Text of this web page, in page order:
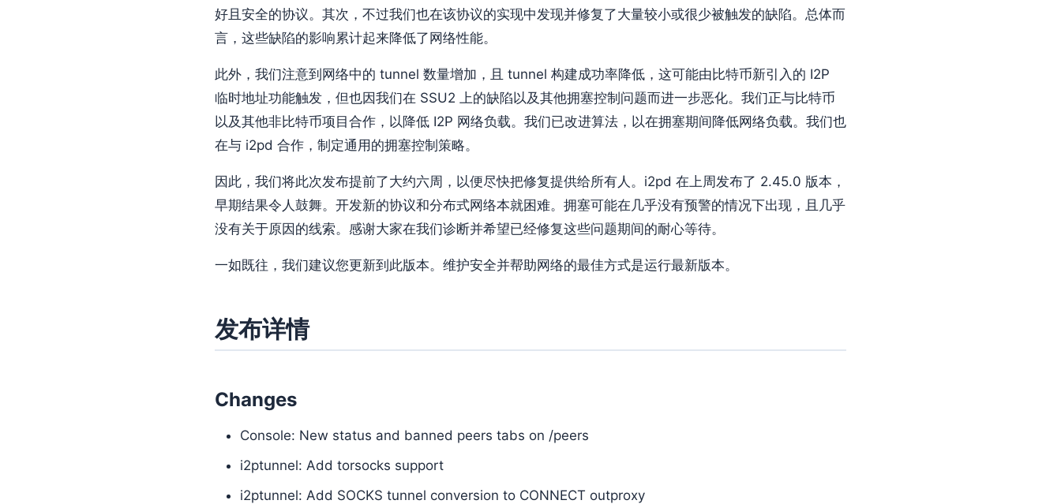
好且安全的协议。其次，不过我们也在该协议的实现中发现并修复了大量较小或很少被触发的缺陷。总体而
言，这些缺陷的影响累计起来降低了网络性能。
此外，我们注意到网络中的 tunnel 数量增加，且 tunnel 构建成功率降低，这可能由比特币新引入的 I2P
临时地址功能触发，但也因我们在 SSU2 上的缺陷以及其他拥塞控制问题而进一步恶化。我们正与比特币
以及其他非比特币项目合作，以降低 I2P 网络负载。我们已改进算法，以在拥塞期间降低网络负载。我们也
在与 i2pd 合作，制定通用的拥塞控制策略。
因此，我们将此次发布提前了大约六周，以便尽快把修复提供给所有人。i2pd 在上周发布了 2.45.0 版本，
早期结果令人鼓舞。开发新的协议和分布式网络本就困难。拥塞可能在几乎没有预警的情况下出现，且几乎
没有关于原因的线索。感谢大家在我们诊断并希望已经修复这些问题期间的耐心等待。
一如既往，我们建议您更新到此版本。维护安全并帮助网络的最佳方式是运行最新版本。
发布详情
Changes
Console: New status and banned peers tabs on /peers
i2ptunnel: Add torsocks support
i2ptunnel: Add SOCKS tunnel conversion to CONNECT outproxy